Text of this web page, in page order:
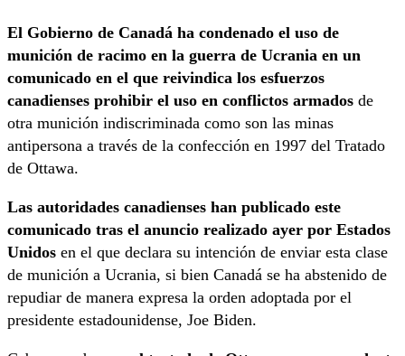
El Gobierno de Canadá ha condenado el uso de
munición de racimo en la guerra de Ucrania en un
comunicado en el que reivindica los esfuerzos
canadienses prohibir el uso en conflictos armados de
otra munición indiscriminada como son las minas
antipersona a través de la confección en 1997 del Tratado
de Ottawa.
Las autoridades canadienses han publicado este
comunicado tras el anuncio realizado ayer por Estados
Unidos en el que declara su intención de enviar esta clase
de munición a Ucrania, si bien Canadá se ha abstenido de
repudiar de manera expresa la orden adoptada por el
presidente estadounidense, Joe Biden.